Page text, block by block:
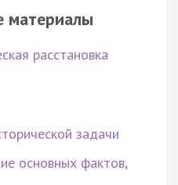
материалы
расстановка
задачи
основных фактов,